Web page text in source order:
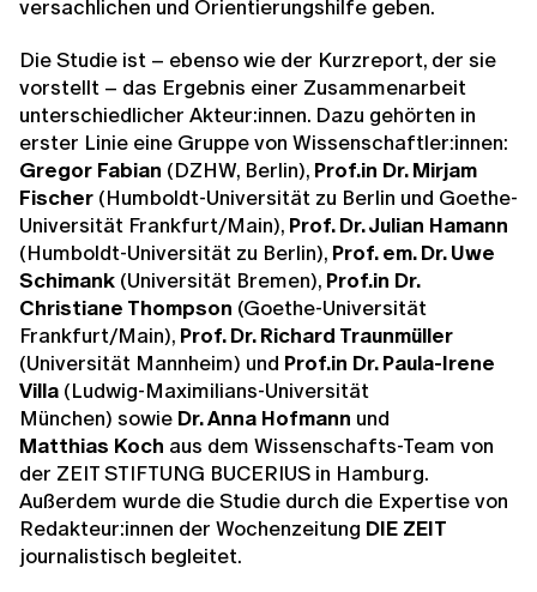
versachlichen und Orientierungshilfe geben.
Die Studie ist – ebenso wie der Kurzreport, der sie
vorstellt – das Ergebnis einer Zusammenarbeit
unterschiedlicher Akteur:innen. Dazu gehörten in
erster Linie eine Gruppe von Wissenschaftler:innen:
Gregor Fabian (DZHW, Berlin), Prof.in Dr. Mirjam
Fischer (Humboldt-Universität zu Berlin und Goethe-
Universität Frankfurt/Main), Prof. Dr. Julian Hamann
(Humboldt-Universität zu Berlin), Prof. em. Dr. Uwe
Schimank (Universität Bremen), Prof.in Dr.
Christiane Thompson (Goethe-Universität
Frankfurt/Main), Prof. Dr. Richard Traunmüller
(Universität Mannheim) und Prof.in Dr. Paula-Irene
Villa (Ludwig-Maximilians-Universität
München) sowie Dr. Anna Hofmann und
Matthias Koch aus dem Wissenschafts-Team von
der ZEIT STIFTUNG BUCERIUS in Hamburg.
Außerdem wurde die Studie durch die Expertise von
Redakteur:innen der Wochenzeitung DIE ZEIT
journalistisch begleitet.